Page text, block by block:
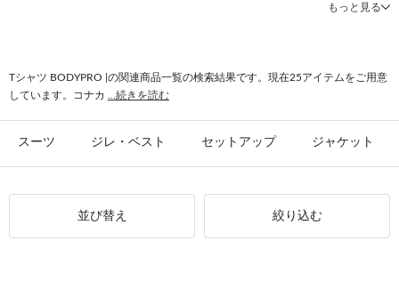
もっと見る
Tシャツ BODYPRO |の関連商品一覧の検索結果です。現在25アイテムをご用意
しています。コナカ
...続きを読む
スーツ ジレ・ベスト セットアップ ジャケット
並び替え 絞り込む